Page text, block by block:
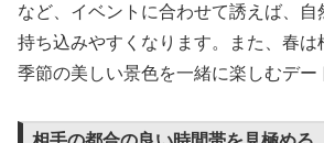
など、イベントに合わせて誘えば、自
持ち込みやすくなります。また、春は
季節の美しい景色を一緒に楽しむデー